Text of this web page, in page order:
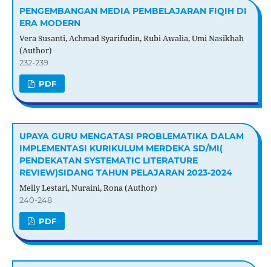
PENGEMBANGAN MEDIA PEMBELAJARAN FIQIH DI
ERA MODERN
Vera Susanti, Achmad Syarifudin, Rubi Awalia, Umi Nasikhah
(Author)
232-239
PDF
UPAYA GURU MENGATASI PROBLEMATIKA DALAM
IMPLEMENTASI KURIKULUM MERDEKA SD/MI(
PENDEKATAN SYSTEMATIC LITERATURE
REVIEW)SIDANG TAHUN PELAJARAN 2023-2024
Melly Lestari, Nuraini, Rona (Author)
240-248
PDF